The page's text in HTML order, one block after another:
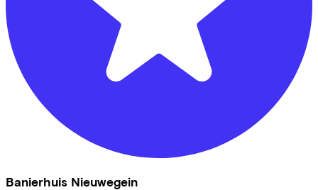
Banierhuis Nieuwegein